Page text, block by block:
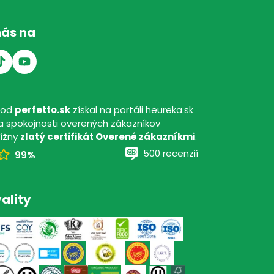
na
perfetto.skzískal na portáli heureka.sk
spokojnosti overených zákazníkov
zlatý certifikát Overené zákazníkmi.
99%
500 recenzií